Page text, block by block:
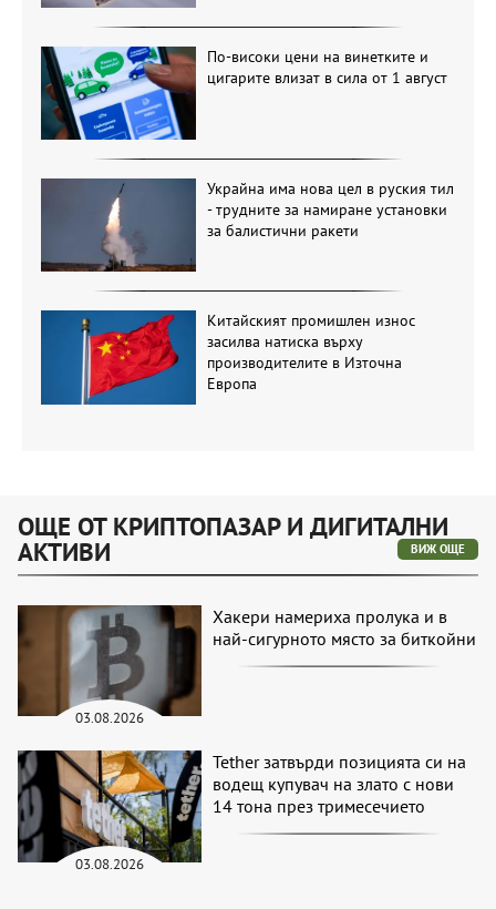
По-високи цени на винетките и
цигарите влизат в сила от 1 август
Украйна има нова цел в руския тил
- трудните за намиране установки
за балистични ракети
Китайският промишлен износ
засилва натиска върху
производителите в Източна
Европа
ОЩЕ ОТ КРИПТОПАЗАР И ДИГИТАЛНИ
АКТИВИ ВИЖ ОЩЕ
03.08.2026
Хакери намериха пролука и в
най-сигурното място за биткойни
03.08.2026
Tether затвърди позицията си на
водещ купувач на злато с нови
14 тона през тримесечието